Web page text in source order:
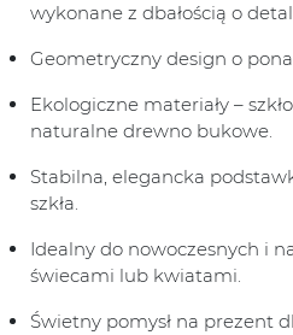
wykonane z dbałością o
Geometryczny design o
Ekologiczne materiały –
naturalne drewno bukowe.
Stabilna, elegancka
szkła.
Idealny do nowoczesnych i
świecami lub kwiatami.
Świetny pomysł na prezent